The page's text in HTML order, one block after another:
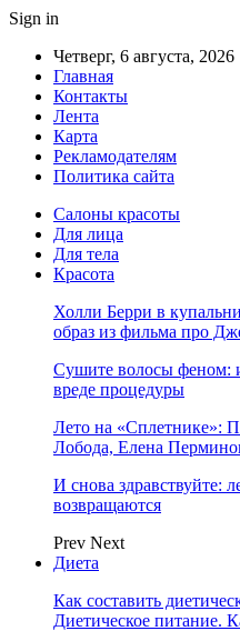
Sign in
Четверг, 6 августа, 2026
Главная
Контакты
Лента
Карта
Рекламодателям
Политика сайта
Салоны красоты
Для лица
Для тела
Красота
Холли Берри в
образ из фильма про
Сушите волосы феном:
вреде процедуры
Лето на «Сплетнике»:
Лобода, Елена
И снова здравствуйте:
возвращаются
Prev Next
Диета
Как составить
Диетическое питание.